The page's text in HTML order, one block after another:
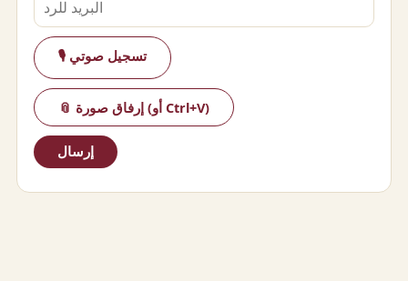
🎙 تسجيل صوتي
📎 إرفاق صورة (أو Ctrl+V)
إرسال